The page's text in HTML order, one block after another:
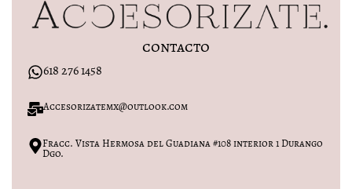
contacto
618 276 1458
Accesorizatemx@outlook.com
Fracc. Vista Hermosa del Guadiana #108 interior 1 Durango
Dgo.